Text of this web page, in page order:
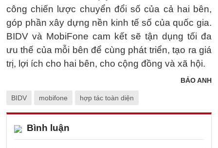
công chiến lược chuyển đổi số của cả hai bên,
góp phần xây dựng nền kinh tế số của quốc gia.
BIDV và MobiFone cam kết sẽ tận dụng tối đa
ưu thế của mỗi bên để cùng phát triển, tạo ra giá
trị, lợi ích cho hai bên, cho cộng đồng và xã hội.
BẢO ANH
BIDV mobifone hợp tác toàn diện
Bình luận